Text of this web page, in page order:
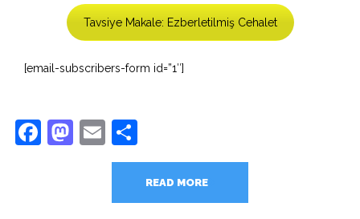
Tavsiye Makale: Ezberletilmiş Cehalet
[email-subscribers-form id=”1″]
Facebook
Mastodon
Email
READ MORE